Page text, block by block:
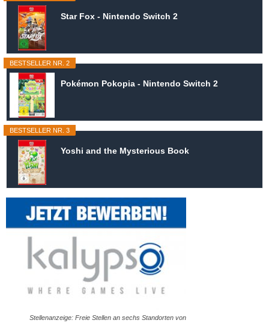
Star Fox - Nintendo Switch 2
BESTSELLER NR. 2
Pokémon Pokopia - Nintendo Switch 2
BESTSELLER NR. 3
Yoshi and the Mysterious Book
Stellenanzeige: Freie Stellen an sechs Standorten von